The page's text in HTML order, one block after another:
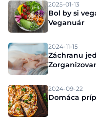
2025-01-13
Bol by si
Veganuár
2024-11-15
Záchranu
2024-09-22
Domáca